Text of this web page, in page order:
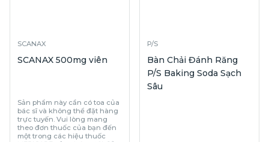
SCANAX
SCANAX 500mg viên
Sản phẩm này cần có toa của
bác sĩ và không thể đặt hàng
trực tuyến. Vui lòng mang
theo đơn thuốc của bạn đến
một trong các hiệu thuốc
P/S
Bàn Chải Đánh Răng
P/S Baking Soda Sạch
Sâu